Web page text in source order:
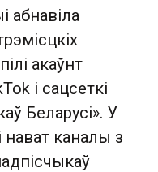
абнавіла
акаўнт
і сацсеткі
Беларусі». У
нават каналы з